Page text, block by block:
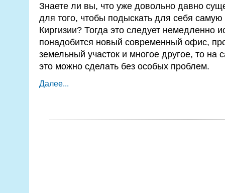
Знаете ли вы, что уже довольно давно
для того, чтобы подыскать для себя
Киргизии? Тогда это следует немедленно
понадобится новый современный офис,
земельный участок и многое другое, то на
это можно сделать без особых проблем.
Далее...